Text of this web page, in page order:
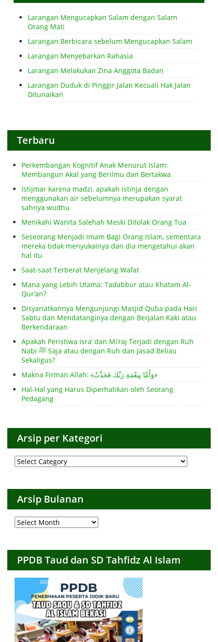
Larangan Mengucapkan Salam dengan Salam
Orang Mati
Larangan Berbicara sebelum Mengucapkan Salam
Larangan Menyebarkan Rahasia
Larangan Melakukan Zina Anggota Badan
Larangan Duduk di Pinggir Jalan Kecuali Hak Jalan
Ditunaikan
Terbaru
Perkembangan Kognitif Anak Menurut Islam:
Membangun Akal yang Berilmu dan Bertakwa
Istijmar karena madzi, apakah istinja dengan
menggunakan air sebelumnya merupakan syarat
sahnya wudhu
Menikahi Wanita Salehah Meski Ditolak Orang Tua
Seseorang Menjadi Imam Bagi Orang Islam, sementara
mereka tidak menyukainya dan dia mengetahui akan
hal itu
Saat-saat Terberat Menjelang Wafat
Mana yang Lebih Utama: Tadabbur atau Khatam Al-
Qur’an?
Disyariatkannya Mengunjungi Masjid Quba pada Hari
Sabtu dan Mendatanginya dengan Berjalan Kaki atau
Berkendaraan
Apakah Peristiwa Isra’ dan Mi’raj Terjadi dengan Ruh
Nabi ﷺ Saja atau dengan Ruh dan Jasad Beliau
Sekaligus?
Makna Firman Allah: ﴾وَأَمَّا بِنِعْمَةِ رَبِّكَ فَحَدِّثْ﴿
Hal-Hal yang Harus Diperhatikan oleh Seorang
Pedagang
Arsip per Kategori
Arsip
per
Arsip Bulanan
Arsip
Bulanan
PPDB Taud dan SD Tahfidz Al Islam